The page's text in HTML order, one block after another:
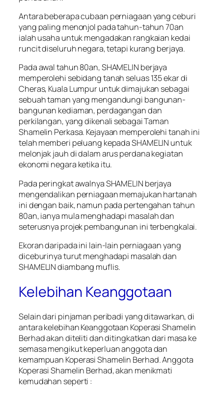
Antara beberapa cubaan perniagaan yang ceburi
yang paling menonjol pada tahun-tahun 70an
ialah usaha untuk mengadakan rangkaian kedai
runcit diseluruh negara, tetapi kurang berjaya.
Pada awal tahun 80an, SHAMELIN berjaya
memperolehi sebidang tanah seluas 135 ekar di
Cheras, Kuala Lumpur untuk dimajukan sebagai
sebuah taman yang mengandungi bangunan-
bangunan kediaman, perdagangan dan
perkilangan, yang dikenali sebagai Taman
Shamelin Perkasa. Kejayaan memperolehi tanah ini
telah memberi peluang kepada SHAMELIN untuk
melonjak jauh di dalam arus perdana kegiatan
ekonomi negara ketika itu.
Pada peringkat awalnya SHAMELIN berjaya
mengendalikan perniagaan memajukan hartanah
ini dengan baik, namun pada pertengahan tahun
80an, ianya mula menghadapi masalah dan
seterusnya projek pembangunan ini terbengkalai.
Ekoran daripada ini lain-lain perniagaan yang
diceburinya turut menghadapi masalah dan
SHAMELIN diambang muflis.
Kelebihan Keanggotaan
Selain dari pinjaman peribadi yang ditawarkan, di
antara kelebihan Keanggotaan Koperasi Shamelin
Berhad akan diteliti dan ditingkatkan dari masa ke
semasa mengikut keperluan anggota dan
kemampuan Koperasi Shamelin Berhad. Anggota
Koperasi Shamelin Berhad, akan menikmati
kemudahan seperti :